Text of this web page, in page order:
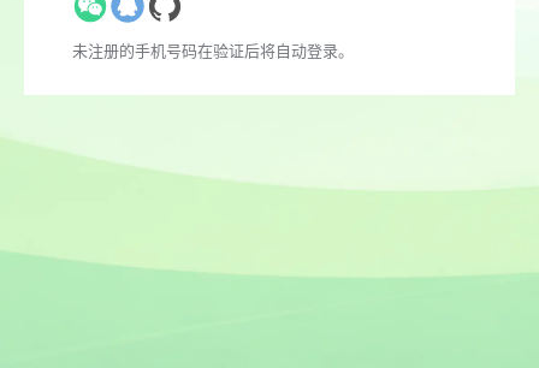
未注册的手机号码在验证后将自动登录。